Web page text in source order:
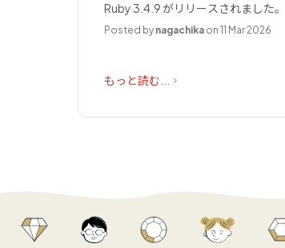
Ruby 3.4.9 がリリースされました。
Posted by nagachika on 11 Mar 2026
もっと読む...